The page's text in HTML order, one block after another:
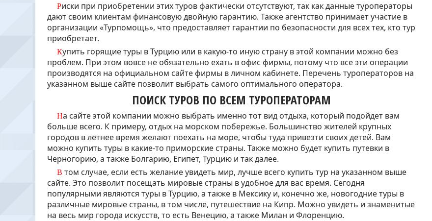
Риски при приобретении этих туров фактически отсутствуют, так как данные туроператоры
дают своим клиентам финансовую двойную гарантию. Также агентство принимает участие в
организации «Турпомощь», что предоставляет гарантии по безопасности для всех тех, кто тур
приобретает.
Купить горящие туры в Турцию или в какую-то иную страну в этой компании можно без
проблем. При этом вовсе не обязательно ехать в офис фирмы, потому что все эти операции
производятся на официальном сайте фирмы в личном кабинете. Перечень туроператоров на
указанном выше сайте позволит выбрать самого оптимального оператора.
ПОИСК ТУРОВ ПО ВСЕМ ТУРОПЕРАТОРАМ
На сайте этой компании можно выбрать именно тот вид отдыха, который подойдет вам
больше всего. К примеру, отдых на морском побережье. Большинство жителей крупных
городов в летнее время желают поехать на море, чтобы туда привезти своих детей. Вам
можно купить туры в какие-то приморские страны. Также можно будет купить путевки в
Черногорию, а также Болгарию, Египет, Турцию и так далее.
В том случае, если есть желание увидеть мир, лучше всего купить тур на указанном выше
сайте. Это позволит посещать мировые страны в удобное для вас время. Сегодня
популярными являются туры в Турцию, а также в Мексику и, конечно же, новогодние туры в
различные мировые страны, в том числе, путешествие на Кипр. Можно увидеть и знаменитые
на весь мир города искусств, то есть Венецию, а также Милан и Флоренцию.